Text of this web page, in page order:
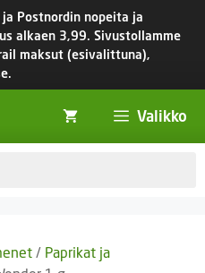
Postnordin nopeita ja
alkaen 3,99. Sivustollamme
maksut (esivalittuna),
Valikko
/ Paprikat ja